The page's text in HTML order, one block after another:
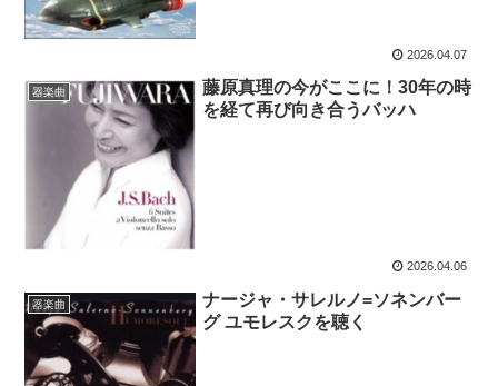
2026.04.07
器楽曲
藤原真理の今がここに！30年の時
を経て再び向き合うバッハ
2026.04.06
器楽曲
ナージャ・サレルノ=ソネンバー
グ ユモレスクを聴く